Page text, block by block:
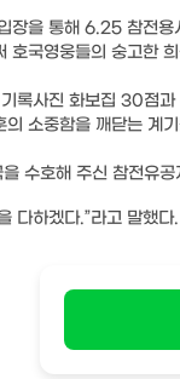
장을 통해 6.25 참전용
호국영웅들의 숭고한
록사진 화보집 30점과
소중함을 깨닫는 계
수호해 주신 참전유
다하겠다.”라고 말했다.